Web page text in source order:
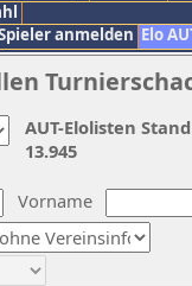
anmelden Elo
Vorname
AUT-Elolisten
13.945